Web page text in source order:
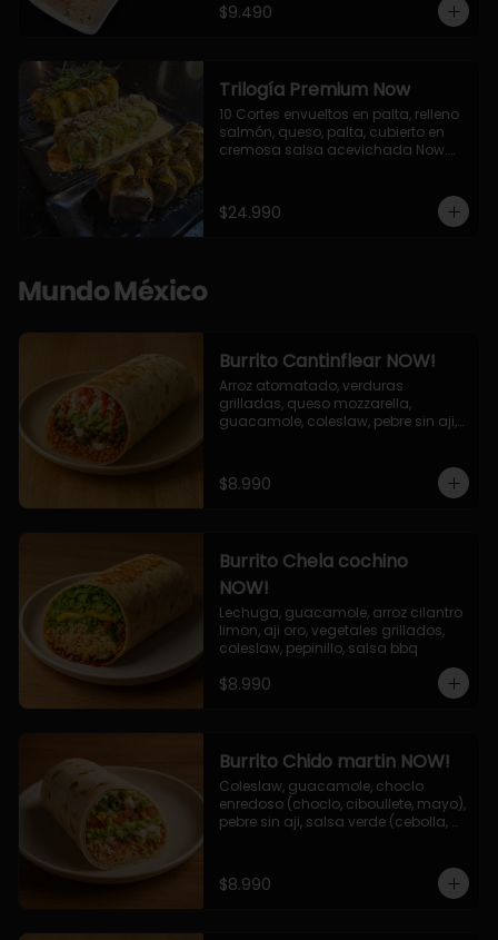
$9.490
Trilogía Premium Now
10 Cortes envueltos en palta, relleno
salmón, queso, palta, cubierto en
cremosa salsa acevichada Now.
palta, cubierto con topping de
chimichurri de la casa flambeado.
$24.990
Mundo México
Burrito Cantinflear NOW!
Arroz atomatado, verduras
grilladas, queso mozzarella,
guacamole, coleslaw, pebre sin aji,
$8.990
Burrito Chela cochino
NOW!
Lechuga, guacamole, arroz cilantro
limon, aji oro, vegetales grillados,
coleslaw, pepinillo, salsa bbq
$8.990
Burrito Chido martin NOW!
Coleslaw, guacamole, choclo
enredoso (choclo, ciboullete, mayo),
pebre sin aji, salsa verde (cebolla,
$8.990